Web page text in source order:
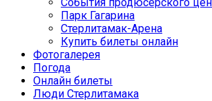
Парк Гагарина
Стерлитамак-Арена
Купить билеты онлайн
Фотогалерея
Погода
Онлайн билеты
Люди Стерлитамака